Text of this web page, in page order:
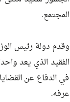
المجتمع.
وقدم دولة رئيس
الفقيد الذي يعد
في الدفاع عن
عرفه.